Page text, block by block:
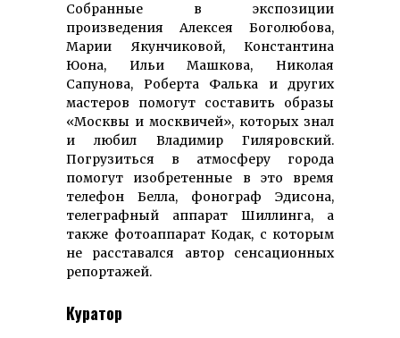
Собранные в экспозиции
произведения Алексея Боголюбова,
Марии Якунчиковой, Константина
Юона, Ильи Машкова, Николая
Сапунова, Роберта Фалька и других
мастеров помогут составить образы
«Москвы и москвичей», которых знал
и любил Владимир Гиляровский.
Погрузиться в атмосферу города
помогут изобретенные в это время
телефон Белла, фонограф Эдисона,
телеграфный аппарат Шиллинга, а
также фотоаппарат Кодак, с которым
не расставался автор сенсационных
репортажей.
Куратор